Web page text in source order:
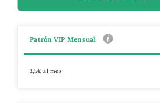
Patrón VIP Mensual
3,5€ al mes